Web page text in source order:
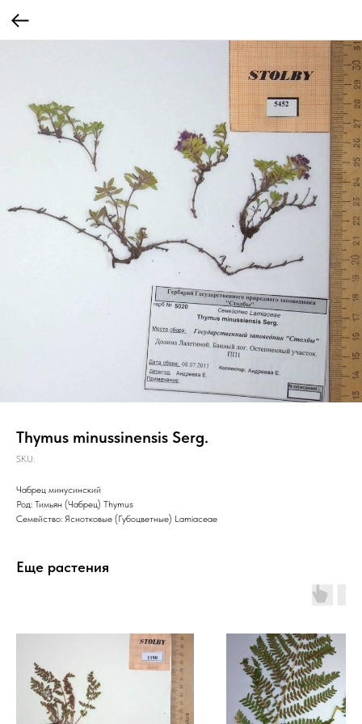
Thymus minussinensis Serg.
SKU:
Чабрец минусинский
Род: Тимьян (Чабрец) Thymus
Семейство: Яснотковые (Губоцветные) Lamiaceae
Еще растения